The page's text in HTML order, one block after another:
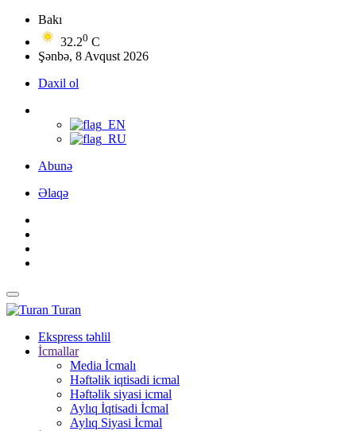
Bakı
32.20 C
Şənbə, 8 Avqust 2026
Daxil ol
Abunə
Əlaqə
Turan
Ekspress təhlil
İcmallar
Media İcmalı
Həftəlik iqtisadi icmal
Həftəlik siyasi icmal
Aylıq İqtisadi İcmal
Aylıq Siyasi İcmal